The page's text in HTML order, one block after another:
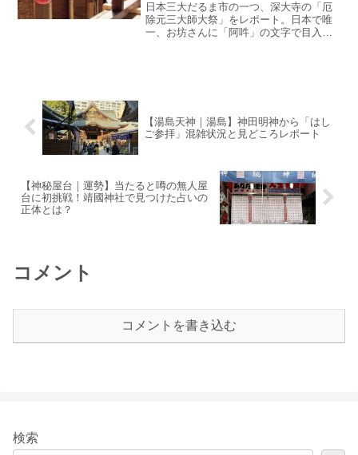
日本三大だるま市の一つ、深大寺の「厄
除元三大師大祭」をレポート。日本で唯
一、お坊さんに「阿吽」の文字で目入れ
【湯島天神｜湯島】神田明神から「はし
ご参拝」混雑状況と見どころレポート
【神秘屋台｜運勢】当たると噂の無人屋
台に初挑戦！靖國神社で見つけた占いの
正体とは？
コメント
コメントを書き込む
検索